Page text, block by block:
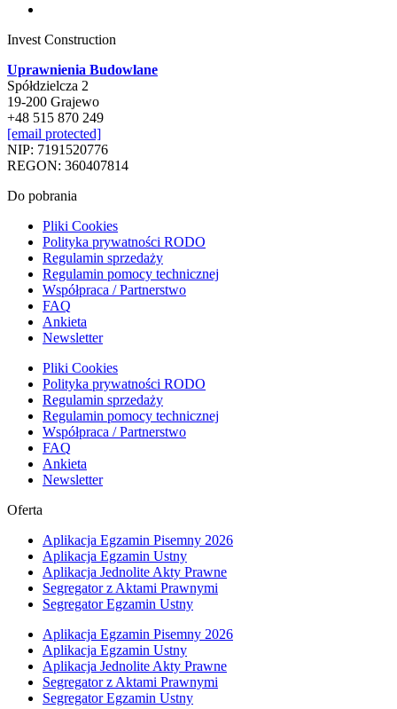
Invest Construction
Uprawnienia Budowlane
Spółdzielcza 2
19-200 Grajewo
+48 515 870 249
[email protected]
NIP: 7191520776
REGON: 360407814
Do pobrania
Pliki Cookies
Polityka prywatności RODO
Regulamin sprzedaży
Regulamin pomocy technicznej
Współpraca / Partnerstwo
FAQ
Ankieta
Newsletter
Pliki Cookies
Polityka prywatności RODO
Regulamin sprzedaży
Regulamin pomocy technicznej
Współpraca / Partnerstwo
FAQ
Ankieta
Newsletter
Oferta
Aplikacja Egzamin Pisemny 2026
Aplikacja Egzamin Ustny
Aplikacja Jednolite Akty Prawne
Segregator z Aktami Prawnymi
Segregator Egzamin Ustny
Aplikacja Egzamin Pisemny 2026
Aplikacja Egzamin Ustny
Aplikacja Jednolite Akty Prawne
Segregator z Aktami Prawnymi
Segregator Egzamin Ustny